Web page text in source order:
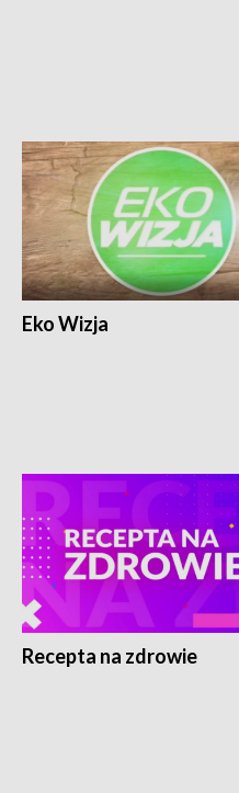
Eko Wizja
Recepta na zdrowie